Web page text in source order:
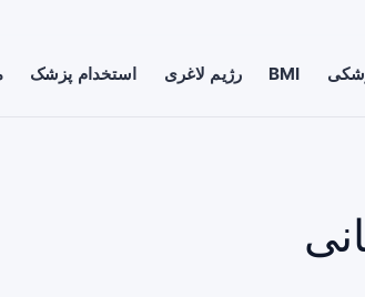
BMI رژیم لاغری استخدام پزشک